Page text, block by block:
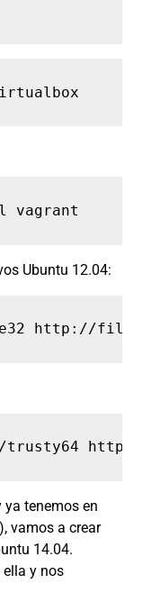
vagrant
Ubuntu 12.04:
http://
trusty64
tenemos en
vamos a crear
14.04.
y nos